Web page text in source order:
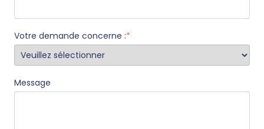
Votre demande concerne :*
Message